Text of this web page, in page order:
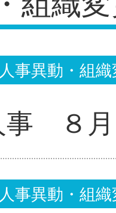
人事異動・組
事 ８
人事異動・組